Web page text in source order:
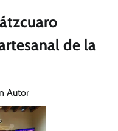
de la
Autor